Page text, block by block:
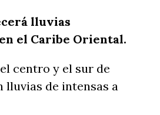
lluvias
el Caribe Oriental.
centro y el sur de
lluvias de intensas a